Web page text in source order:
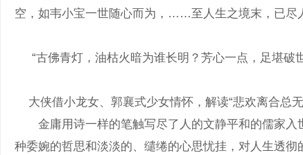
空，如韦小宝一世随心而为，……至人生之境末，已尽
“古佛青灯，油枯火暗为谁长明？芳心一点，足堪破
大侠借小龙女、郭襄式少女情怀，解读“悲欢离合总
金庸用诗一样的笔触写尽了人的文静平和的儒家入世
种委婉的哲思和淡淡的、缱绻的心思忧挂，对人生透